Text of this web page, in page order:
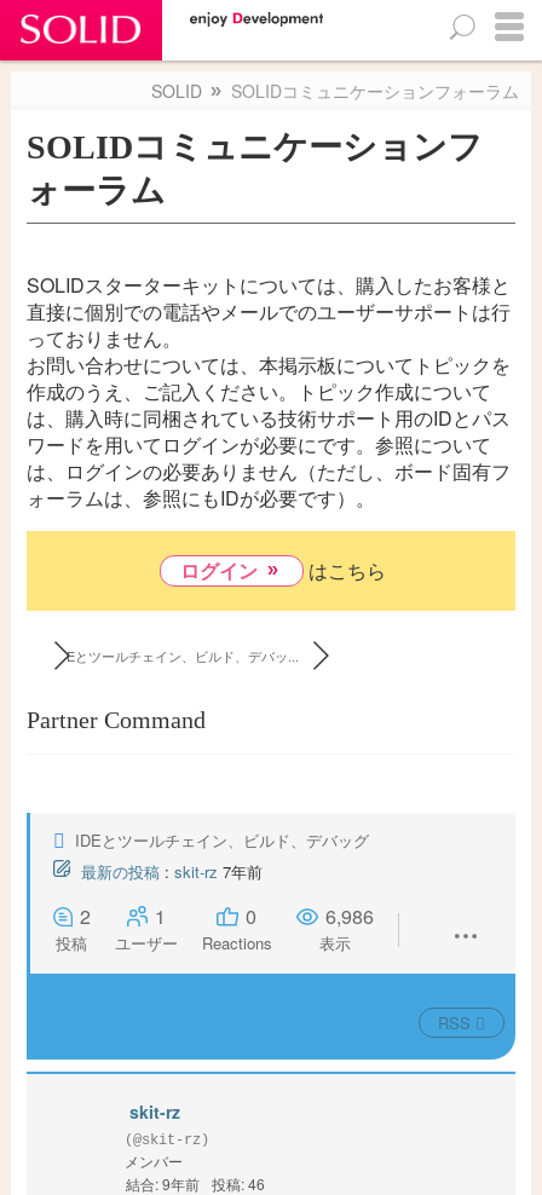
SOLIDについて（概要・価格）
カタログ・資料配布
SOLIDご提供プラン
対応SoCとRTOS一覧
SOLIDについて（技術情報）
マニュアル
SOLID更新履歴
SOLID アカデミー
SOLID for Raspberry Pi 4
TIPS
FAQs
京都マイクロコンピュータ
メールマガジン
検
SOLID SOLIDコミュニケーションフォーラム
SOLIDコミュニケーションフ
ォーラム
SOLIDスターターキットについては、購入したお客様と
直接に個別での電話やメールでのユーザーサポートは行
っておりません。
お問い合わせについては、本掲示板についてトピックを
作成のうえ、ご記入ください。トピック作成について
は、購入時に同梱されている技術サポート用のIDとパス
ワードを用いてログインが必要にです。参照について
は、ログインの必要ありません（ただし、ボード固有フ
ォーラムは、参照にもIDが必要です）。
ログイン はこちら
IDEとツールチェイン、ビルド、デバッ...
Partner Command
IDEとツールチェイン、ビルド、デバッグ
最新の投稿 : skit-rz 7年前
2
投稿
1
ユーザー
0
Reactions
6,986
表示
RSS
skit-rz
(@skit-rz)
メンバー
結合: 9年前 投稿: 46